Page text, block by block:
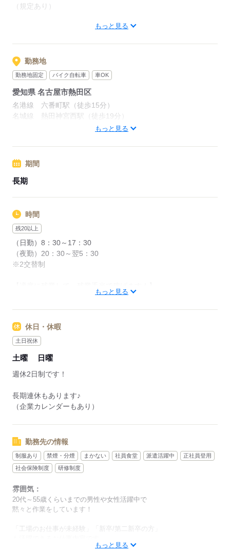
※各社内規定あり
※詳しくはお問い合わせください♪
（規定あり）
（内訳：168h+深夜60h+残業20h）
／
お友達紹介1人紹介で
5万円支給！！（規定）
＼
応募する
もっと見る
勤務地
勤務地固定 バイク自転車 車OK
愛知県 名古屋市熱田区
名港線 六番町駅（徒歩15分）
名城線 熱田神宮西駅（徒歩19分）
名城線 熱田神宮伝馬町駅（徒歩24分）
駅から自転車通勤もOKです。
車やバイクでの通勤もできます。
コンビニやイオンが近くにあります♪
【同時募集中！】
お気軽にお問合せください♪
もっと見る
期間
長期
時間
残20以上
（日勤）8：30～17：30
（夜勤）20：30～翌5：30
※2交替制
1日で1hほど、月20hほどあり
もっと見る
休日・休暇
土日祝休
土曜 日曜
週休2日制です！
長期連休もあります♪
（企業カレンダーもあり）
勤務先の情報
制服あり 禁煙・分煙 まかない 社員食堂 派遣活躍中
正社員登用
社会保険制度
研修制度
雰囲気：
20代～55歳くらいまでの男性や女性活躍中で
黙々と作業をしています！
「工場のお仕事が未経験」「新卒/第二新卒の方」
もっと見る